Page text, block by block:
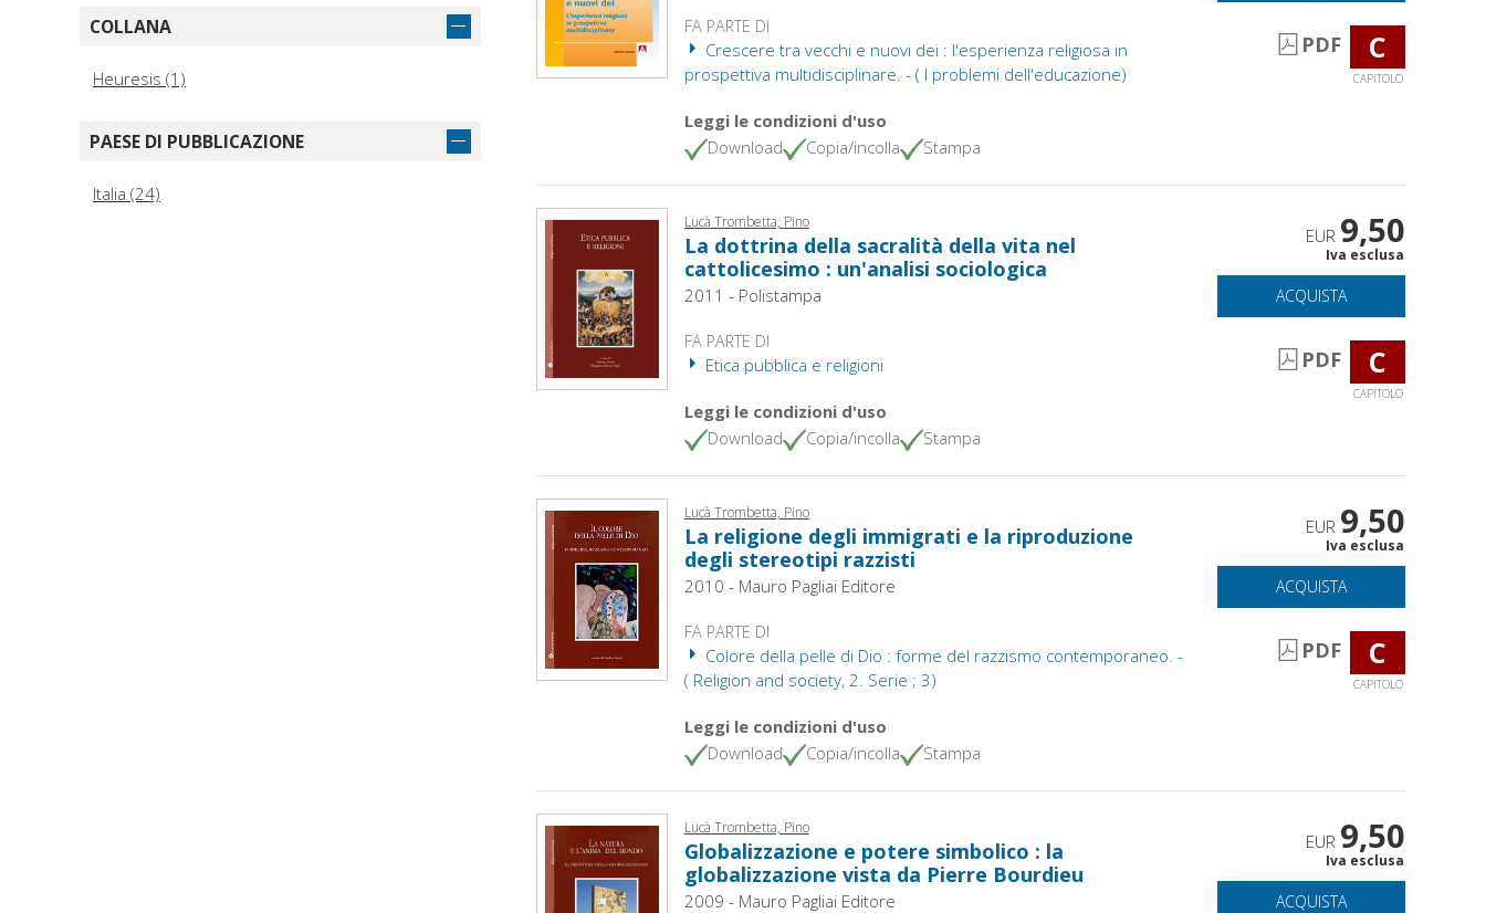
COLLANA
Heuresis (1)
PAESE DI PUBBLICAZIONE
Italia (24)
FA PARTE DI
Crescere tra vecchi e nuovi dei : l'esperienza religiosa in
prospettiva multidisciplinare. - ( I problemi dell'educazione)
Leggi le condizioni d'uso
Download
Copia/incolla Stampa
PDF C
CAPITOLO
Lucà Trombetta, Pino
La dottrina della sacralità della vita nel
cattolicesimo : un'analisi sociologica
2011 - Polistampa
FA PARTE DI
Etica pubblica e religioni
Leggi le condizioni d'uso
Download
Copia/incolla Stampa
EUR 9,50
Iva esclusa
ACQUISTA
PDF C
CAPITOLO
Lucà Trombetta, Pino
La religione degli immigrati e la riproduzione
degli stereotipi razzisti
2010 - Mauro Pagliai Editore
FA PARTE DI
Colore della pelle di Dio : forme del razzismo contemporaneo. -
( Religion and society, 2. Serie ; 3)
Leggi le condizioni d'uso
Download
Copia/incolla Stampa
EUR 9,50
Iva esclusa
ACQUISTA
PDF C
CAPITOLO
Lucà Trombetta, Pino
Globalizzazione e potere simbolico : la
globalizzazione vista da Pierre Bourdieu
2009 - Mauro Pagliai Editore
EUR 9,50
Iva esclusa
ACQUISTA